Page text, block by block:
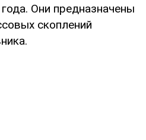
Они предназначены
скоплений